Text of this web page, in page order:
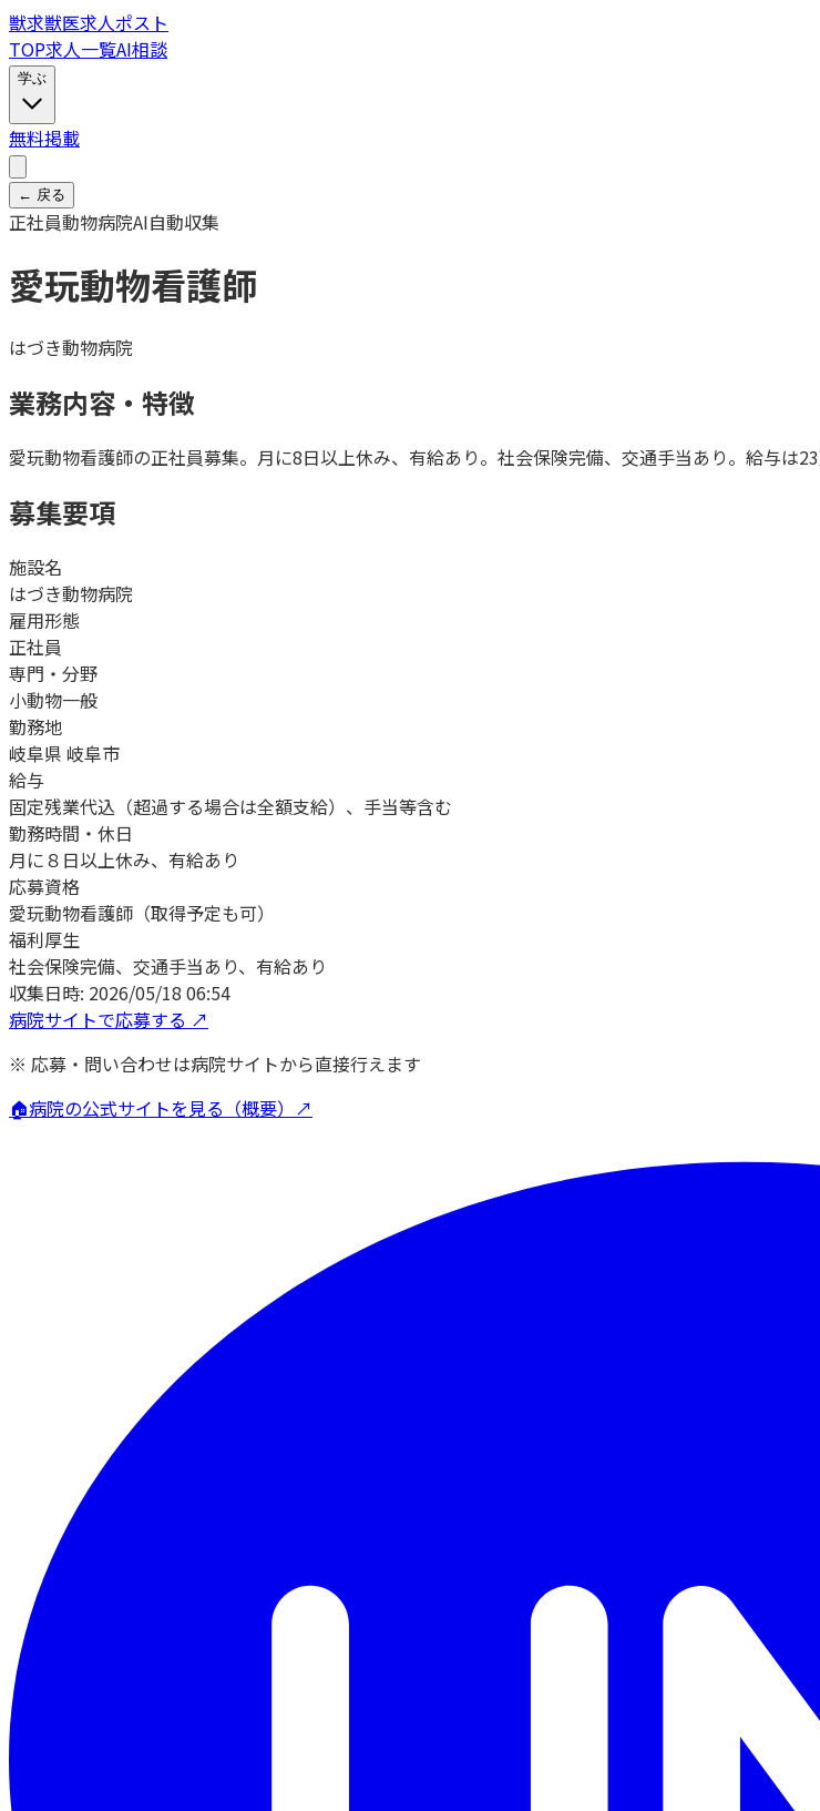
獣求獣医求人ポスト
TOP求人一覧AI相談
学ぶ
無料掲載
← 戻る
正社員動物病院AI自動収集
愛玩動物看護師
はづき動物病院
業務内容・特徴
愛玩動物看護師の正社員募集。月に8日以上休み、有給あり。社会保険完備、交通手当あり。給与は
募集要項
施設名
はづき動物病院
雇用形態
正社員
専門・分野
小動物一般
勤務地
岐阜県 岐阜市
給与
固定残業代込（超過する場合は全額支給）、手当等含む
勤務時間・休日
月に８日以上休み、有給あり
応募資格
愛玩動物看護師（取得予定も可）
福利厚生
社会保険完備、交通手当あり、有給あり
収集日時: 2026/05/18 06:54
病院サイトで応募する ↗
※ 応募・問い合わせは病院サイトから直接行えます
🏠病院の公式サイトを見る（概要）↗